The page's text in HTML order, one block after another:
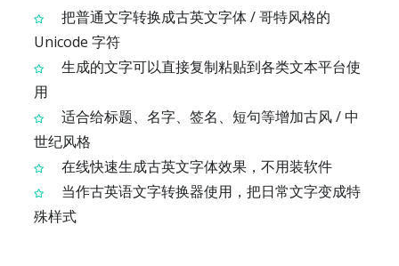
把普通文字转换成古英文字体 / 哥特风格的
Unicode 字符
生成的文字可以直接复制粘贴到各类文本平台使
用
适合给标题、名字、签名、短句等增加古风 / 中
世纪风格
在线快速生成古英文字体效果，不用装软件
当作古英语文字转换器使用，把日常文字变成特
殊样式